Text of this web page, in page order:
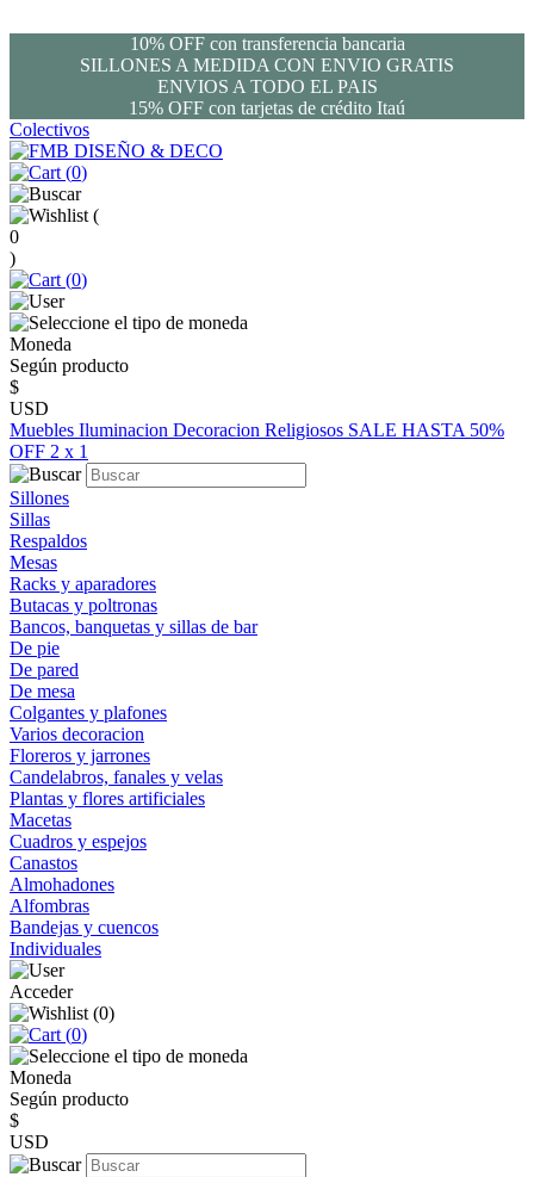
10% OFF con transferencia bancaria
SILLONES A MEDIDA CON ENVIO GRATIS
ENVIOS A TODO EL PAIS
15% OFF con tarjetas de crédito Itaú
Colectivos
(0)
(
0
)
(0)
Moneda
Según producto
$
USD
Muebles Iluminacion Decoracion Religiosos SALE HASTA 50%
OFF 2 x 1
Sillones
Sillas
Respaldos
Mesas
Racks y aparadores
Butacas y poltronas
Bancos, banquetas y sillas de bar
De pie
De pared
De mesa
Colgantes y plafones
Varios decoracion
Floreros y jarrones
Candelabros, fanales y velas
Plantas y flores artificiales
Macetas
Cuadros y espejos
Canastos
Almohadones
Alfombras
Bandejas y cuencos
Individuales
Acceder
(0)
(0)
Moneda
Según producto
$
USD